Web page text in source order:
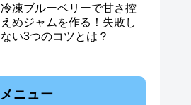
冷凍ブルーベリーで甘さ控
えめジャムを作る！失敗し
ない3つのコツとは？
メニュー